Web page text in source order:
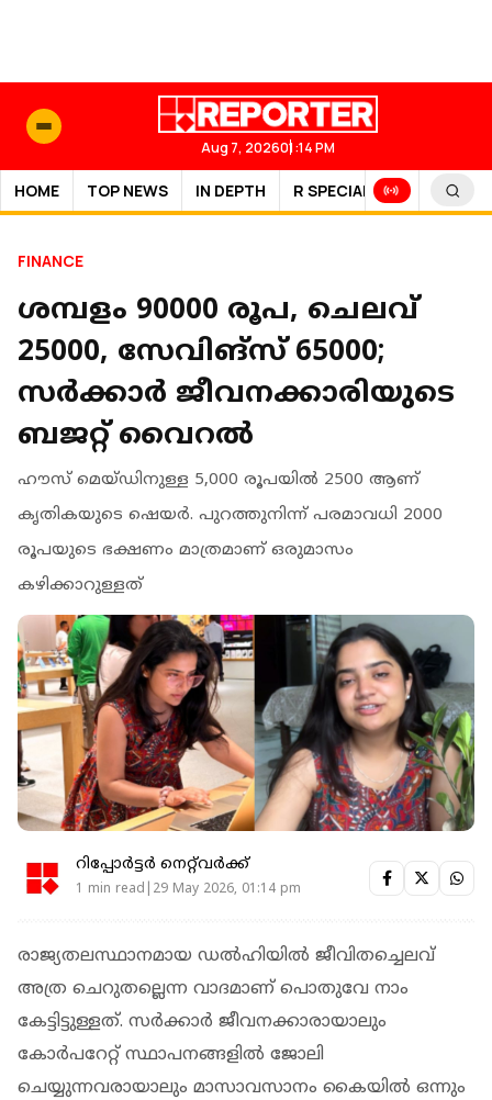
Aug 7, 202601:14 PM
HOME TOP NEWS IN DEPTH R SPECIAL SPORTS
FINANCE
ശമ്പളം 90000 രൂപ, ചെലവ്
25000, സേവിങ്‌സ് 65000;
സര്‍ക്കാര്‍ ജീവനക്കാരിയുടെ
ബജറ്റ് വൈറല്‍
ഹൗസ് മെയ്ഡിനുള്ള 5,000 രൂപയില്‍ 2500 ആണ്
കൃതികയുടെ ഷെയര്‍. പുറത്തുനിന്ന് പരമാവധി 2000
രൂപയുടെ ഭക്ഷണം മാത്രമാണ് ഒരുമാസം
കഴിക്കാറുള്ളത്
റിപ്പോർട്ടർ നെറ്റ്‌വര്‍ക്ക്‌
1 min read|29 May 2026, 01:14 pm
രാജ്യതലസ്ഥാനമായ ഡല്‍ഹിയില്‍ ജീവിതച്ചെലവ്
അത്ര ചെറുതല്ലെന്ന വാദമാണ് പൊതുവേ നാം
കേട്ടിട്ടുള്ളത്. സര്‍ക്കാര്‍ ജീവനക്കാരായാലും
കോര്‍പറേറ്റ് സ്ഥാപനങ്ങളില്‍ ജോലി
ചെയ്യുന്നവരായാലും മാസാവസാനം കൈയില്‍ ഒന്നും